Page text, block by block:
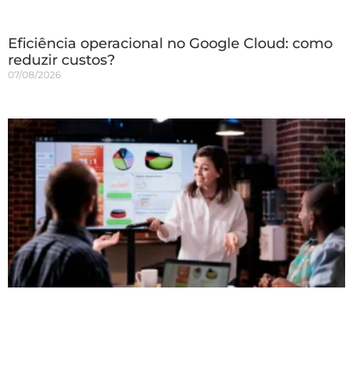
Eficiência operacional no Google Cloud: como
reduzir custos?
07/08/2026